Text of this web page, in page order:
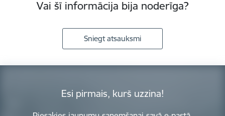
Vai šī informācija bija noderīga?
Sniegt atsauksmi
Esi pirmais, kurš uzzina!